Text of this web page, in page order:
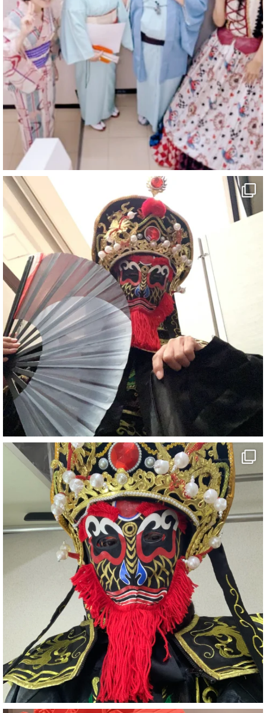
@comedy_illusion 7 8月
お疲れ様です
YouTubeを更新しました
https://youtu.be/9sHKhUQBmUE
@YouTube
#企業公式がお疲れ様を言い合う
#チャンネル登録おねがいします
#愛媛県
#新居浜市
#マイントピア別子
#泉寿亭
#有形文化財
#四国
#愛媛観光
#旅行
#旅行動画
#一人旅
#観光スポット
#Travel
#ehime
#旅行好きと繋がりたい
7 X
さらに読み込む